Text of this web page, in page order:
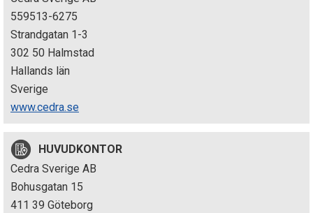
k
t
i
o
n
e
n
559513-6275
Strandgatan 1-3
302 50 Halmstad
Hallands län
Sverige
www.cedra.se
HUVUDKONTOR
Cedra Sverige AB
Bohusgatan 15
411 39 Göteborg